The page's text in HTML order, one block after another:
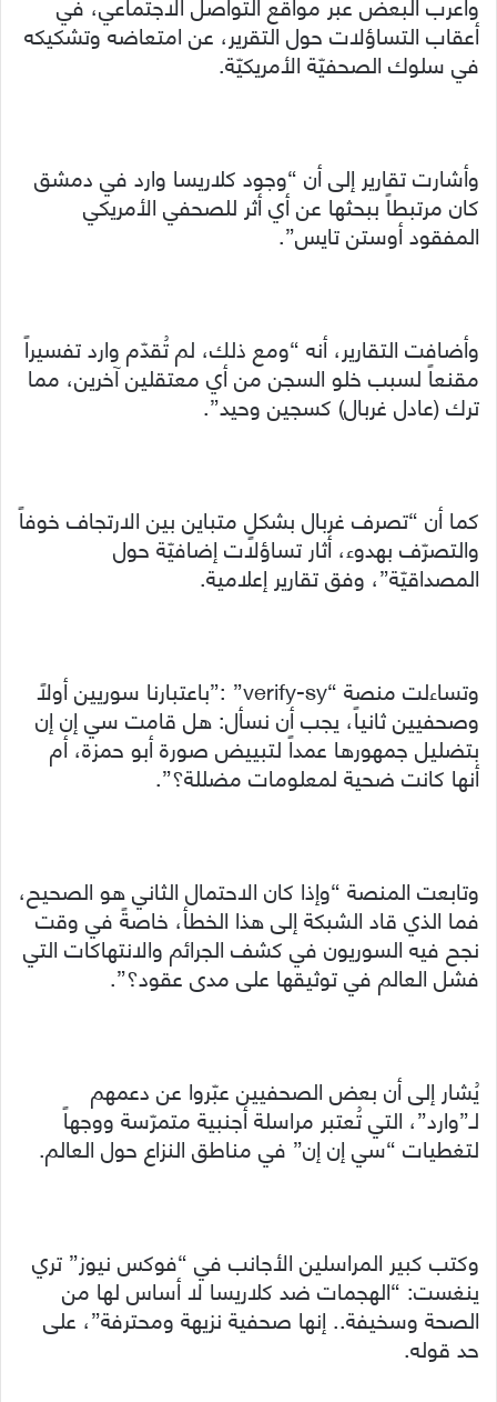
أعقاب التساؤلات حول التقرير، عن امتعاضه وتشكيكه
في سلوك الصحفيّة الأمريكيّة.
وأشارت تقارير إلى أن “وجود كلاريسا وارد في دمشق
كان مرتبطاً ببحثها عن أي أثر للصحفي الأمريكي
المفقود أوستن تايس”.
وأضافت التقارير، أنه “ومع ذلك، لم تُقدّم وارد تفسيراً
مقنعاً لسبب خلو السجن من أي معتقلين آخرين، مما
ترك (عادل غربال) كسجين وحيد”.
كما أن “تصرف غربال بشكلٍ متباين بين الارتجاف خوفاً
والتصرّف بهدوء، أثار تساؤلات إضافيّة حول
المصداقيّة”، وفق تقارير إعلامية.
وتساءلت منصة “verify-sy” :”باعتبارنا سوريين أولاً
وصحفيين ثانياً، يجب أن نسأل: هل قامت سي إن إن
بتضليل جمهورها عمداً لتبييض صورة أبو حمزة، أم
أنها كانت ضحية لمعلومات مضللة؟”.
وتابعت المنصة “وإذا كان الاحتمال الثاني هو الصحيح،
فما الذي قاد الشبكة إلى هذا الخطأ، خاصةً في وقت
نجح فيه السوريون في كشف الجرائم والانتهاكات التي
فشل العالم في توثيقها على مدى عقود؟”.
يُشار إلى أن بعض الصحفيين عبّروا عن دعمهم
لـ”وارد”، التي تُعتبر مراسلة أجنبية متمرّسة ووجهاً
لتغطيات “سي إن إن” في مناطق النزاع حول العالم.
وكتب كبير المراسلين الأجانب في “فوكس نيوز” تري
ينغست: “الهجمات ضد كلاريسا لا أساس لها من
الصحة وسخيفة.. إنها صحفية نزيهة ومحترفة”، على
حد قوله.